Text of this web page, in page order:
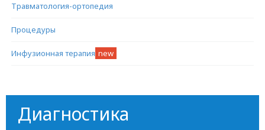
Травматология-ортопедия
Процедуры
Инфузионная терапия new
Диагностика